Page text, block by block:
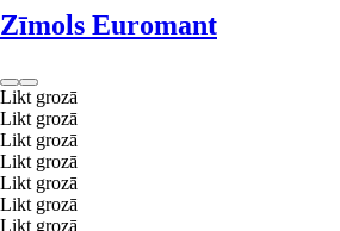
Zīmols Euromant
Likt grozā
Likt grozā
Likt grozā
Likt grozā
Likt grozā
Likt grozā
Likt grozā